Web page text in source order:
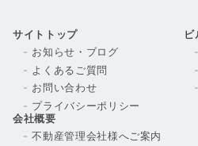
サイトトップ
お知らせ・ブログ
よくあるご質問
お問い合わせ
プライバシーポリシー
ビ
会社概要
不動産管理会社様へご案内